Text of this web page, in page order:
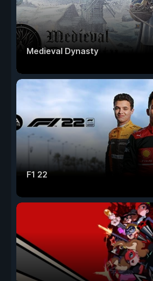
Medieval Dynasty
F1 22